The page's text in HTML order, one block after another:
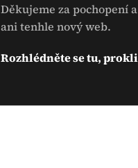
Děkujeme za pochopení
ani tenhle nový web.
Rozhlédněte se tu,